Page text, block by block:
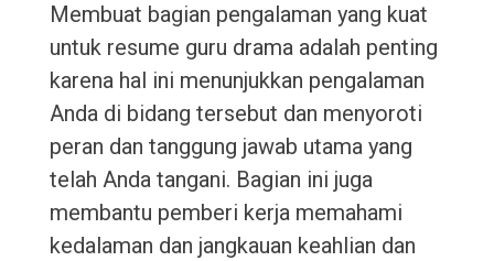
Membuat bagian pengalaman yang kuat
untuk resume guru drama adalah penting
karena hal ini menunjukkan pengalaman
Anda di bidang tersebut dan menyoroti
peran dan tanggung jawab utama yang
telah Anda tangani. Bagian ini juga
membantu pemberi kerja memahami
kedalaman dan jangkauan keahlian dan